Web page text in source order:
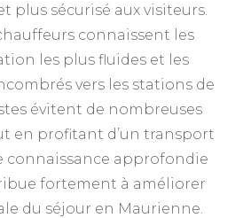
plus sécurisé aux visiteurs.
connaissent les
les plus fluides et les
vers les stations de
évitent de nombreuses
en profitant d’un transport
connaissance approfondie
fortement à améliorer
du séjour en Maurienne.